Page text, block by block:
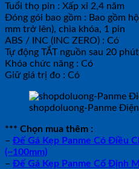
Tuổi thọ pin : Xấp xỉ 2,4 năm
Đóng gói bao gồm : Bao gồm
mm trở lên), chìa khóa, 1 pin
ABS / INC (INC ZERO) : Có
Tự động TẮT nguồn sau 20
Khóa chức năng : Có
Giữ giá trị đo : Có
shopdoluong-Panme
*** Chọn mua thêm :
– Đế Gá Kẹp Panme Có Điều
(~100mm)
– Đế Gá Kẹp Panme Cố Định